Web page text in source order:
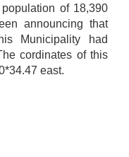
of 18,390
announcing that
Municipality had
cordinates of this
east.